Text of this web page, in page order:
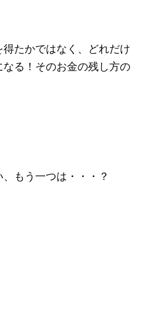
たかではなく、どれだけ
る！そのお金の残し方の
もう一つは・・・？